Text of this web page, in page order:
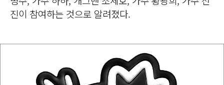
진이 참여하는 것으로 알려졌다.